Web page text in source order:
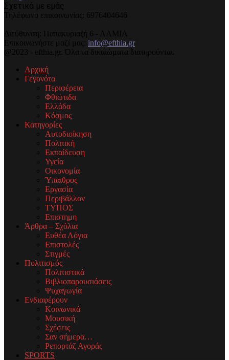
Σχετικά με εμάς
Τηλέφωνo επικοινωνίας: 6976404646
Διεύθυνση: Παπακυριαζή 6 - ΛΑΜΙΑ
Επικοινωνήστε μαζί μας: info@efthia.gr
@2023 - efthia.gr. Όλα τα δικαιώματα διατηρούνται.
Αρχική
Γεγονότα
Περιφέρεια
Φθιώτιδα
Ελλάδα
Κόσμος
Κατηγορίες
Αυτοδιοίκηση
Πολιτική
Εκπαίδευση
Υγεία
Οικονομία
Ύπαιθρος
Εργασία
Περιβάλλον
ΤΥΠΟΣ
Επιστημη
Άρθρα – Σχόλια
Ευθέα Λόγια
Επιστολές
Στιγμές
Πολιτισμός
Πολιτιστικά
Βιβλιοπαρουσιάσεις
Ψυχαγωγία
Ενδιαφέρουν
Κοινωνικά
Μουσική
Σχέσεις
Σαν σήμερα…
Ρεπορτάζ Αγοράς
SPORTS